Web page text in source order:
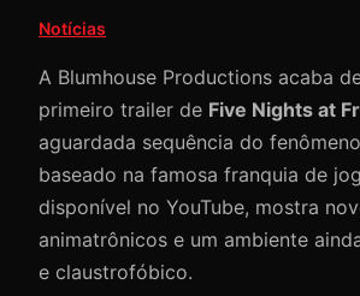
Notícias
A Blumhouse Productions acaba
primeiro trailer de Five Nights at
aguardada sequência do
baseado na famosa franquia de
disponível no YouTube, mostra
animatrônicos e um ambiente
e claustrofóbico.